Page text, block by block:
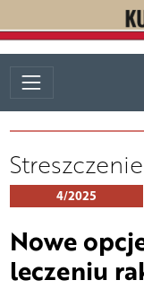
Streszczenie
4/2025
Nowe
leczeniu